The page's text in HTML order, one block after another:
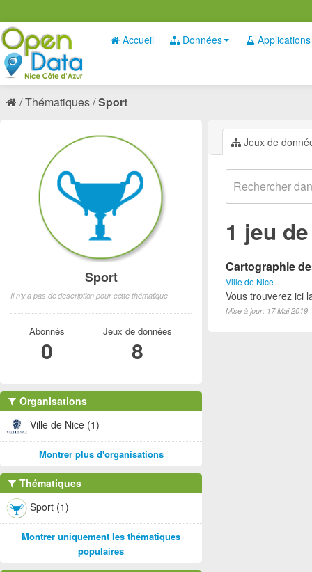
Accueil Données Applications
Thématiques Sport
Jeux de
1 jeu
Cartographie
Ville de Nice
Vous trouverez ici
Mise à jour: 17 Mai 2019
Sport
Il n'y a pas de description pour cette thématique
Abonnés
0
Jeux de données
8
Organisations
Ville de Nice (1)
Montrer plus d'organisations
Thématiques
Sport (1)
Montrer uniquement les thématiques
populaires